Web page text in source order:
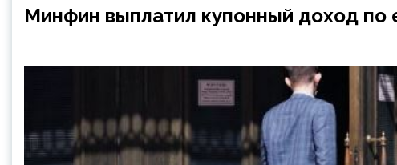
Минфин выплатил купонный доход по